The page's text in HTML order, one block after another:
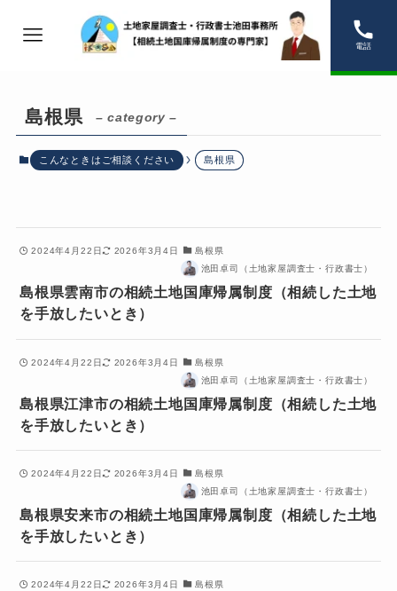
電話
島根県 – category –
こんなときはご相談ください 島根県
2024年4月22日 2026年3月4日
島根県
池田卓司（土地家屋調査士・行政書士）
島根県雲南市の相続土地国庫帰属制度（相続した土地
を手放したいとき）
2024年4月22日 2026年3月4日
島根県
池田卓司（土地家屋調査士・行政書士）
島根県江津市の相続土地国庫帰属制度（相続した土地
を手放したいとき）
2024年4月22日 2026年3月4日
島根県
池田卓司（土地家屋調査士・行政書士）
島根県安来市の相続土地国庫帰属制度（相続した土地
を手放したいとき）
2024年4月22日 2026年3月4日
島根県